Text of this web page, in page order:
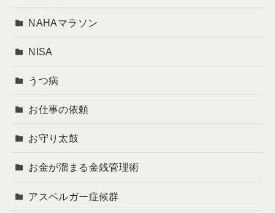
NAHAマラソン
NISA
うつ病
お仕事の依頼
お守り太鼓
お金が溜まる金銭管理術
アスペルガー症候群